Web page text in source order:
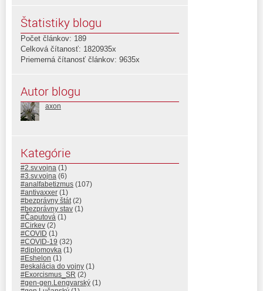
Štatistiky blogu
Počet článkov: 189
Celková čítanosť: 1820935x
Priemerná čítanosť článkov: 9635x
Autor blogu
axon
Kategórie
#2.sv.vojna (1)
#3.sv.vojna (6)
#analfabetizmus (107)
#antivaxxer (1)
#bezprávny štát(2)
#bezprávny stav (1)
#Čaputová (1)
#Cirkev (2)
#COVID (1)
#COVID-19 (32)
#diplomovka (1)
#Eshelon (1)
#eskalácia do vojny (1)
#Exorcismus_SR (2)
#gen-gen.Lengvarský (1)